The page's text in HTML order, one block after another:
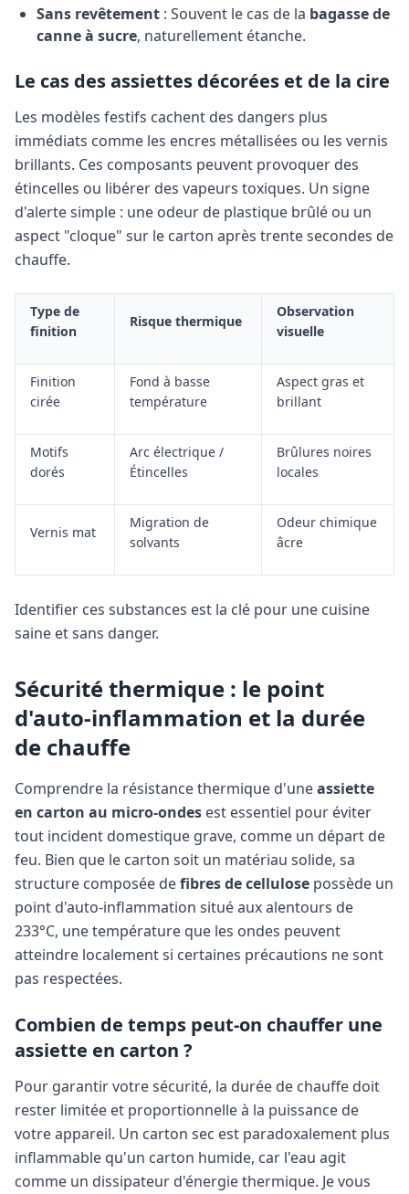
Sans revêtement : Souvent le cas de la bagasse de
canne à sucre, naturellement étanche.
Le cas des assiettes décorées et de la cire
Les modèles festifs cachent des dangers plus
immédiats comme les encres métallisées ou les vernis
brillants. Ces composants peuvent provoquer des
étincelles ou libérer des vapeurs toxiques. Un signe
d'alerte simple : une odeur de plastique brûlé ou un
aspect "cloque" sur le carton après trente secondes de
chauffe.
Type de
finition
Risque thermique
Observation
visuelle
Finition
cirée
Fond à basse
température
Aspect gras et
brillant
Motifs
dorés
Arc électrique /
Étincelles
Brûlures noires
locales
Vernis mat
Migration de
solvants
Odeur chimique
âcre
Identifier ces substances est la clé pour une cuisine
saine et sans danger.
Sécurité thermique : le point
d'auto-inflammation et la durée
de chauffe
Comprendre la résistance thermique d'uneassiette
en carton au micro-ondes est essentiel pour éviter
tout incident domestique grave, comme un départ de
feu. Bien que le carton soit un matériau solide, sa
structure composée defibres de cellulose possède un
point d'auto-inflammation situé aux alentours de
233°C, une température que les ondes peuvent
atteindre localement si certaines précautions ne sont
pas respectées.
Combien de temps peut-on chauffer une
assiette en carton ?
Pour garantir votre sécurité, la durée de chauffe doit
rester limitée et proportionnelle à la puissance de
votre appareil. Un carton sec est paradoxalement plus
inflammable qu'un carton humide, car l'eau agit
comme un dissipateur d'énergie thermique. Je vous